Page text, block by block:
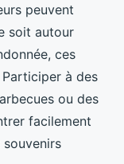
peuvent
soit autour
ces
à des
ou des
facilement